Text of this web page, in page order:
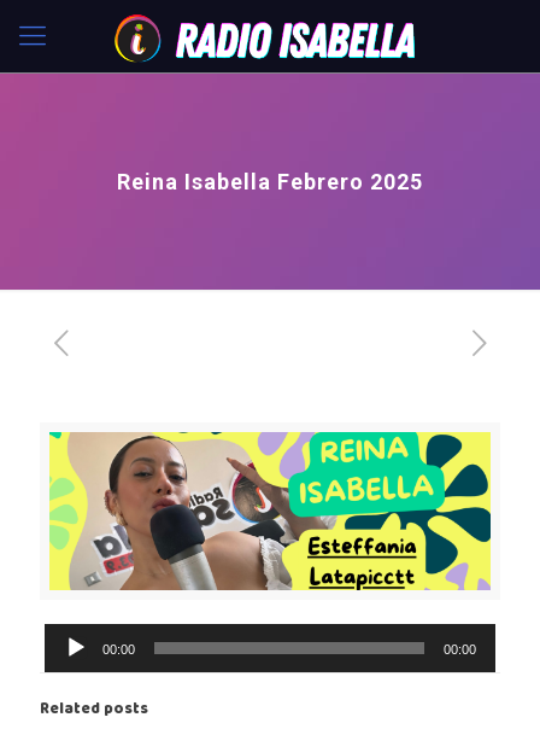
Reina Isabella Febrero 2025
Reproductor
00:00 00:00
Related posts